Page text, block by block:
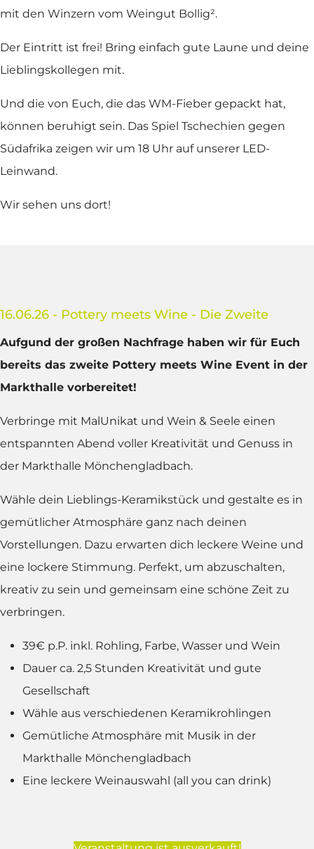
mit den Winzern vom Weingut Bollig².
Der Eintritt ist frei! Bring einfach gute Laune und deine
Lieblingskollegen mit.
Und die von Euch, die das WM-Fieber gepackt hat,
können beruhigt sein. Das Spiel Tschechien gegen
Südafrika zeigen wir um 18 Uhr auf unserer LED-
Leinwand.
Wir sehen uns dort!
16.06.26 - Pottery meets Wine - Die Zweite
Aufgund der großen Nachfrage haben wir für Euch
bereits das zweite Pottery meets Wine Event in der
Markthalle vorbereitet!
Verbringe mit MalUnikat und Wein & Seele einen
entspannten Abend voller Kreativität und Genuss in
der Markthalle Mönchengladbach.
Wähle dein Lieblings-Keramikstück und gestalte es in
gemütlicher Atmosphäre ganz nach deinen
Vorstellungen. Dazu erwarten dich leckere Weine und
eine lockere Stimmung. Perfekt, um abzuschalten,
kreativ zu sein und gemeinsam eine schöne Zeit zu
verbringen.
39€ p.P. inkl. Rohling, Farbe, Wasser und Wein
Dauer ca. 2,5 Stunden Kreativität und gute
Gesellschaft
Wähle aus verschiedenen Keramikrohlingen
Gemütliche Atmosphäre mit Musik in der
Markthalle Mönchengladbach
Eine leckere Weinauswahl (all you can drink)